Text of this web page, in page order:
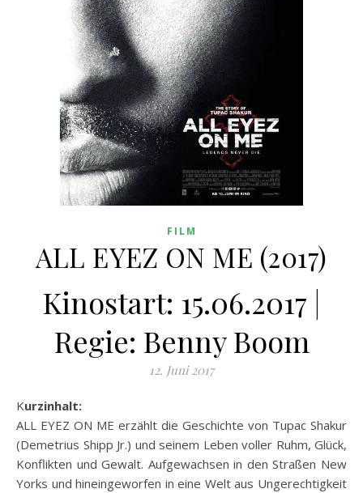
FILM
ALL EYEZ ON ME (2017)
Kinostart: 15.06.2017 |
Regie: Benny Boom
12. Juni 2017
Kurzinhalt:
ALL EYEZ ON ME erzählt die Geschichte von Tupac Shakur
(Demetrius Shipp Jr.) und seinem Leben voller Ruhm, Glück,
Konflikten und Gewalt. Aufgewachsen in den Straßen New
Yorks und hineingeworfen in eine Welt aus Ungerechtigkeit